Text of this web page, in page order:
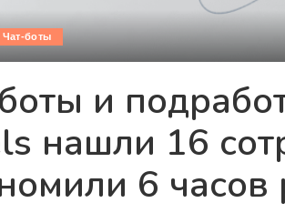
Чат-боты
и
нашли 16
6 часов